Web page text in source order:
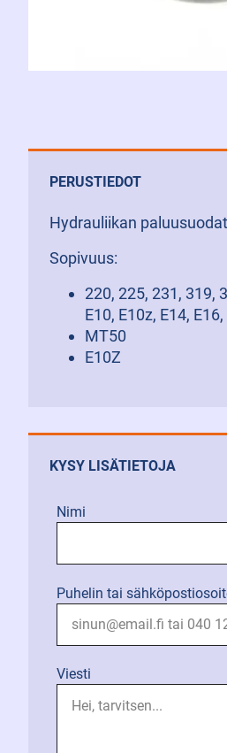
PERUSTIEDOT
Hydrauliikan
Sopivuus:
220, 225, 231, 319,
E10, E10z, E14,
MT50
E10Z
KYSY LISÄTIETOJA
Nimi
Puhelin tai
Viesti